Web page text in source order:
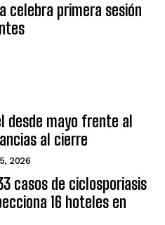
celebra primera sesión
desde mayo frente al
al cierre
2026
casos de ciclosporiasis
16 hoteles en